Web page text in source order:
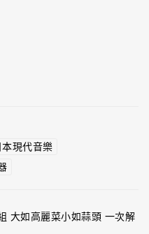
本現代音樂
大如高麗菜小如蒜頭 一次解